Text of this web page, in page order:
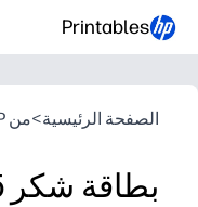
Printables
الصفحة الرئيسية>من HP
بطاقة شكر 5